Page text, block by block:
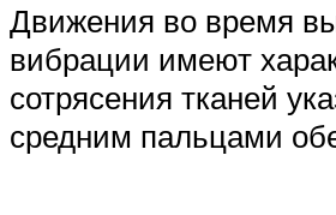
Движения во время
вибрации имеют
сотрясения тканей
средним пальцами